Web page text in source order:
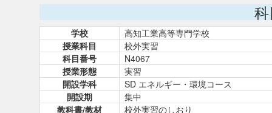
学校
高知工業高等専門学校
授業科目
校外実習
科目番号
N4067
授業形態
実習
開設学科
SD エネルギー・環境コース
開設期
集中
教科書/教材
校外実習のしおり